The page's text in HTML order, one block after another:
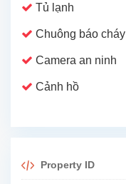
Tủ lạnh
Chuông báo cháy
Camera an ninh
Cảnh hồ
Property ID